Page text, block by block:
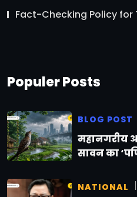
Fact-Checking Policy for
Populer Posts
BLOG POST
महानगरीय
सावन का
NATIONAL